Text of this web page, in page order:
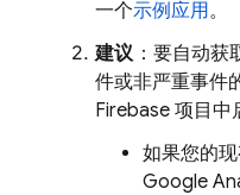
一个示例应用。
建议：要自动获
件或非严重事件
Firebase 项目中
如果您的
Google